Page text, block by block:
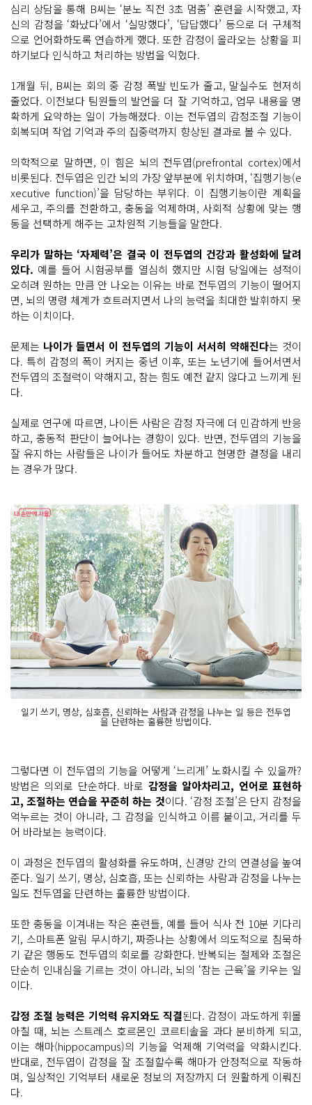
심리 상담을 통해 B씨는 ‘분노 직전 3초 멈춤’ 훈련을 시작했고, 자
신의 감정을 ‘화났다’에서 ‘실망했다’, ‘답답했다’ 등으로 더 구체적
으로 언어화하도록 연습하게 했다. 또한 감정이 올라오는 상황을 피
하기보다 인식하고 처리하는 방법을 익혔다.
1개월 뒤, B씨는 회의 중 감정 폭발 빈도가 줄고, 말실수도 현저히
줄었다. 이전보다 팀원들의 발언을 더 잘 기억하고, 업무 내용을 명
확하게 요약하는 일이 가능해졌다. 이는 전두엽의 감정조절 기능이
회복되며 작업 기억과 주의 집중력까지 향상된 결과로 볼 수 있다.
의학적으로 말하면, 이 힘은 뇌의 전두엽(prefrontal cortex)에서
비롯된다. 전두엽은 인간 뇌의 가장 앞부분에 위치하며, ‘집행기능(e
xecutive function)’을 담당하는 부위다. 이 집행기능이란 계획을
세우고, 주의를 전환하고, 충동을 억제하며, 사회적 상황에 맞는 행
동을 선택하게 해주는 고차원적 기능들을 말한다.
우리가 말하는 ‘자제력’은 결국 이 전두엽의 건강과 활성화에 달려
있다. 예를 들어 시험공부를 열심히 했지만 시험 당일에는 성적이
오히려 원하는 만큼 안 나오는 이유는 바로 전두엽의 기능이 떨어지
면, 뇌의 명령 체계가 흐트러지면서 나의 능력을 최대한 발휘하지 못
하는 이치이다.
문제는 나이가 들면서 이 전두엽의 기능이 서서히 약해진다는 것이
다. 특히 감정의 폭이 커지는 중년 이후, 또는 노년기에 들어서면서
전두엽의 조절력이 약해지고, 참는 힘도 예전 같지 않다고 느끼게 된
다.
실제로 연구에 따르면, 나이든 사람은 감정 자극에 더 민감하게 반응
하고, 충동적 판단이 늘어나는 경향이 있다. 반면, 전두엽의 기능을
잘 유지하는 사람들은 나이가 들어도 차분하고 현명한 결정을 내리
는 경우가 많다.
일기 쓰기, 명상, 심호흡, 신뢰하는 사람과 감정을 나누는 일 등은 전두엽
을 단련하는 훌륭한 방법이다.
그렇다면 이 전두엽의 기능을 어떻게 ‘느리게’ 노화시킬 수 있을까?
방법은 의외로 단순하다. 바로 감정을 알아차리고, 언어로 표현하
고, 조절하는 연습을 꾸준히 하는 것이다. ‘감정 조절’은 단지 감정을
억누르는 것이 아니라, 그 감정을 인식하고 이름 붙이고, 거리를 두
어 바라보는 능력이다.
이 과정은 전두엽의 활성화를 유도하며, 신경망 간의 연결성을 높여
준다. 일기 쓰기, 명상, 심호흡, 또는 신뢰하는 사람과 감정을 나누는
일도 전두엽을 단련하는 훌륭한 방법이다.
또한 충동을 이겨내는 작은 훈련들, 예를 들어 식사 전 10분 기다리
기, 스마트폰 알림 무시하기, 짜증나는 상황에서 의도적으로 침묵하
기 같은 행동도 전두엽의 회로를 강화한다. 반복되는 절제와 조절은
단순히 인내심을 기르는 것이 아니라, 뇌의 ‘참는 근육’을 키우는 일
이다.
감정 조절 능력은 기억력 유지와도 직결된다. 감정이 과도하게 휘몰
아칠 때, 뇌는 스트레스 호르몬인 코르티솔을 과다 분비하게 되고,
이는 해마(hippocampus)의 기능을 억제해 기억력을 약화시킨다.
반대로, 전두엽이 감정을 잘 조절할수록 해마가 안정적으로 작동하
며, 일상적인 기억부터 새로운 정보의 저장까지 더 원활하게 이뤄진
다.